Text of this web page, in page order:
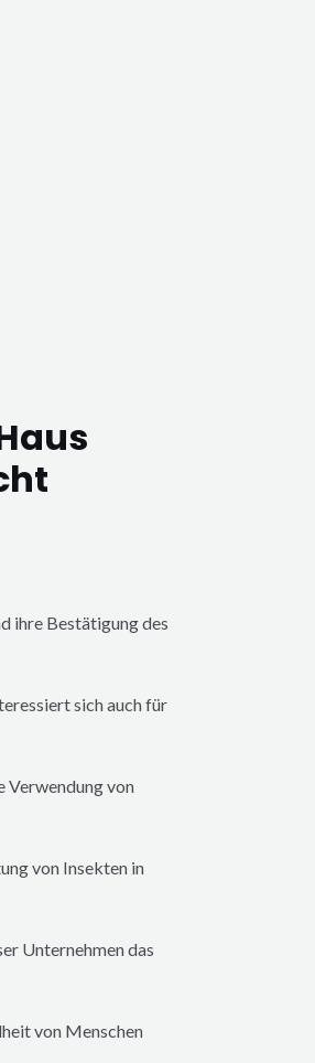
ihre Bestätigung des
sich auch für
Verwendung von
von Insekten in
Unternehmen das
von Menschen